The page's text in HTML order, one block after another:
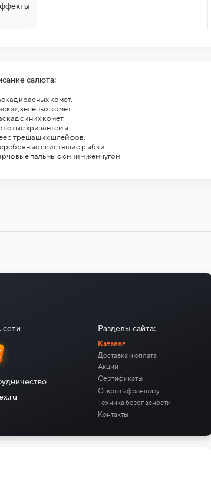
салюта:
красных комет.
зеленых комет.
синих комет.
хризантемы.
трещащих шлейфов.
свистящие рыбки.
пальмы с синим жемчугом.
Разделы сайта:
Каталог
Техника безопасности
Доставка и оплата
Акции
Сертификаты
Открыть франшизу
Контакты